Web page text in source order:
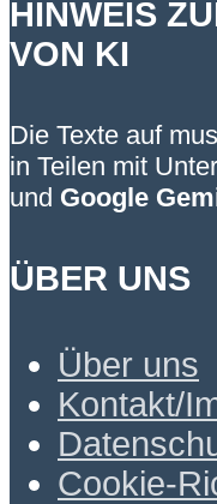
HINWEIS
VON KI
Die Texte auf
in Teilen mit
und Google
ÜBER UNS
Über uns
Kontakt/
Cookie-